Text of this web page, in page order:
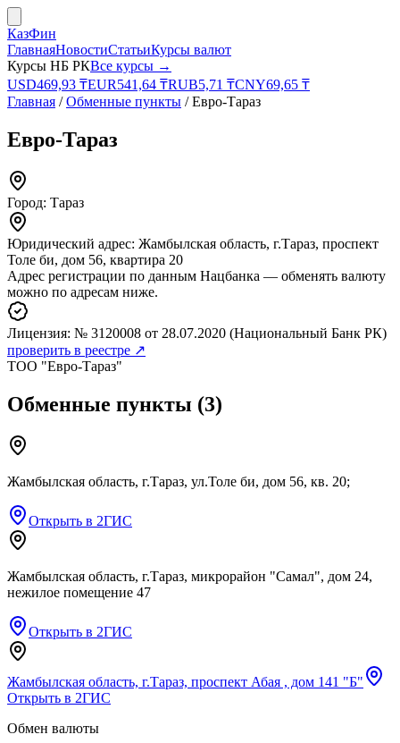
КазФин
ГлавнаяНовостиСтатьиКурсы валют
Курсы НБ РКВсе курсы →
USD469,93 ₸EUR541,64 ₸RUB5,71 ₸CNY69,65 ₸
Главная /Обменные пункты /Евро-Тараз
Евро-Тараз
Город: Тараз
Юридический адрес: Жамбылская область, г.Тараз, проспект
Толе би, дом 56, квартира 20
Адрес регистрации по данным Нацбанка — обменять валюту
можно по адресам ниже.
Лицензия: № 3120008 от 28.07.2020 (Национальный Банк РК)
проверить в реестре ↗
ТОО "Евро-Тараз"
Обменные пункты (3)
Жамбылская область, г.Тараз, ул.Толе би, дом 56, кв. 20;
Открыть в 2ГИС
Жамбылская область, г.Тараз, микрорайон "Самал", дом 24,
нежилое помещение 47
Открыть в 2ГИС
Жамбылская область, г.Тараз, проспект Абая , дом 141 "Б"
Открыть в 2ГИС
Обмен валюты